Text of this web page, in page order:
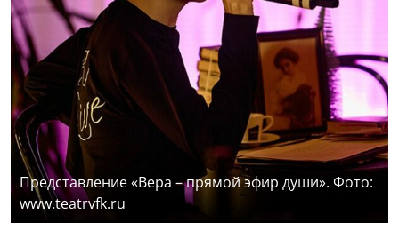
Представление «Вера – прямой эфир души». Фото:
www.teatrvfk.ru